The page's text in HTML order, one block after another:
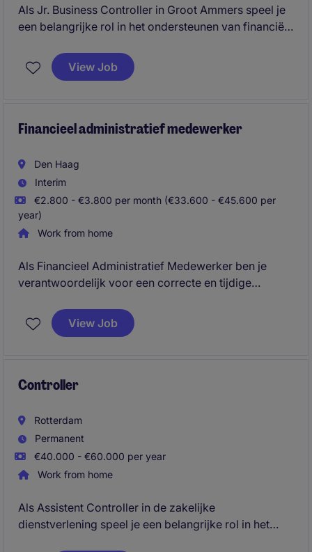
Als Jr. Business Controller in Groot Ammers speel je
een belangrijke rol in het ondersteunen van financiële
nauw samen met collega's om inzichten te bieden die
de financiële prestaties verbeteren.
View Job
Financieel administratief medewerker
Den Haag
Interim
€2.800 - €3.800 per month (€33.600 - €45.600 per
year)
Work from home
Als Financieel Administratief Medewerker ben je
verantwoordelijk voor een correcte en tijdige
nauw samen met de Finance Manager en draagt bij
aan het optimaliseren van financiële processen
View Job
Controller
Rotterdam
Permanent
€40.000 - €60.000 per year
Work from home
Als Assistent Controller in de zakelijke
dienstverlening speel je een belangrijke rol in het